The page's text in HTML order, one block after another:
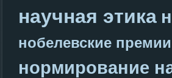
научная этика
нобелевские премии
нормирование